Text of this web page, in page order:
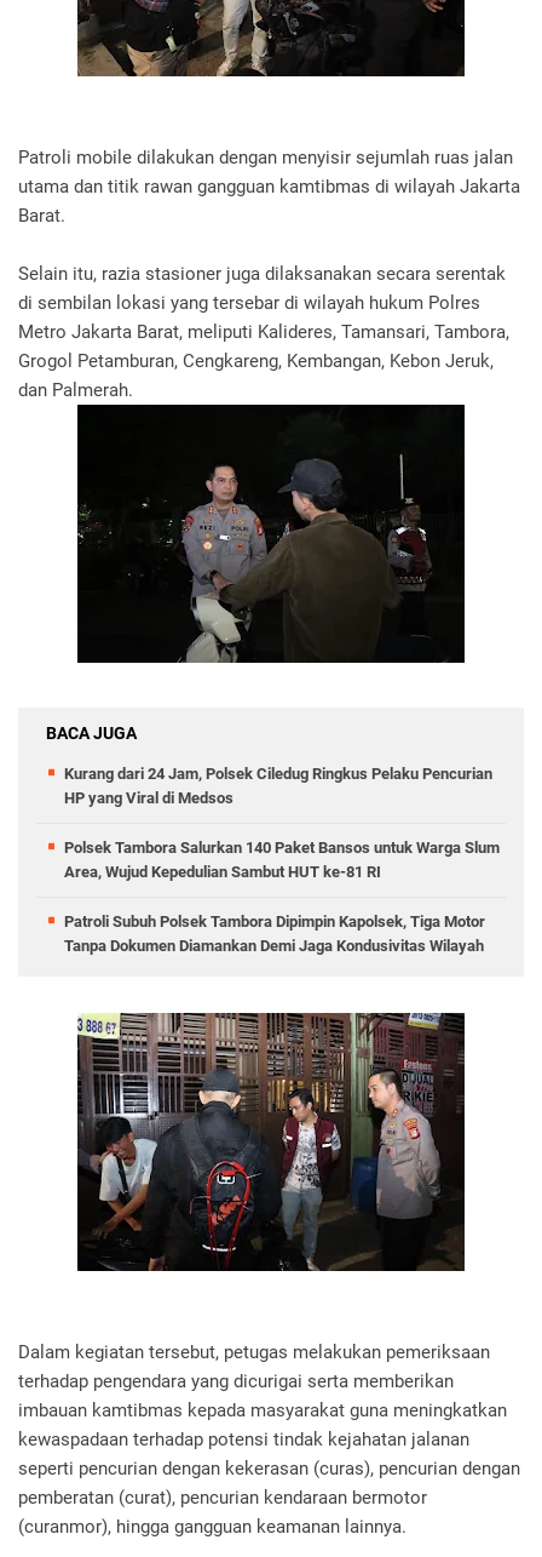
Patroli mobile dilakukan dengan menyisir sejumlah ruas jalan
utama dan titik rawan gangguan kamtibmas di wilayah Jakarta
Barat.
Selain itu, razia stasioner juga dilaksanakan secara serentak
di sembilan lokasi yang tersebar di wilayah hukum Polres
Metro Jakarta Barat, meliputi Kalideres, Tamansari, Tambora,
Grogol Petamburan, Cengkareng, Kembangan, Kebon Jeruk,
dan Palmerah.
BACA JUGA
Kurang dari 24 Jam, Polsek Ciledug Ringkus Pelaku Pencurian
HP yang Viral di Medsos
Polsek Tambora Salurkan 140 Paket Bansos untuk Warga Slum
Area, Wujud Kepedulian Sambut HUT ke-81 RI
Patroli Subuh Polsek Tambora Dipimpin Kapolsek, Tiga Motor
Tanpa Dokumen Diamankan Demi Jaga Kondusivitas Wilayah
Dalam kegiatan tersebut, petugas melakukan pemeriksaan
terhadap pengendara yang dicurigai serta memberikan
imbauan kamtibmas kepada masyarakat guna meningkatkan
kewaspadaan terhadap potensi tindak kejahatan jalanan
seperti pencurian dengan kekerasan (curas), pencurian dengan
pemberatan (curat), pencurian kendaraan bermotor
(curanmor), hingga gangguan keamanan lainnya.